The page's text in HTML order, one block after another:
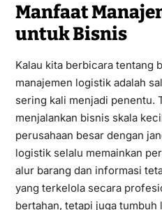
Manfaat
untuk Bisnis
Kalau kita berbicara tentang
manajemen logistik adalah
sering kali menjadi penentu.
menjalankan bisnis skala
perusahaan besar dengan
logistik selalu memainkan
alur barang dan informasi
yang terkelola secara
bertahan, tetapi juga